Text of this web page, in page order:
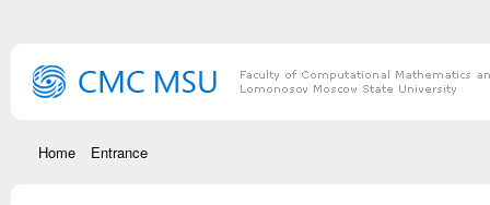
Home Entrance